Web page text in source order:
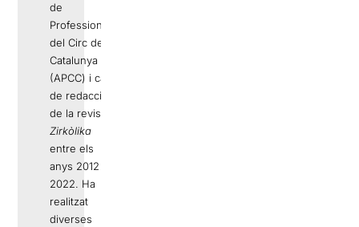
de
Professionals
del Circ de
Catalunya
(APCC) i cap
de redacció
de la revista
Zirkòlika
entre els
anys 2012 i
2022. Ha
realitzat
diverses